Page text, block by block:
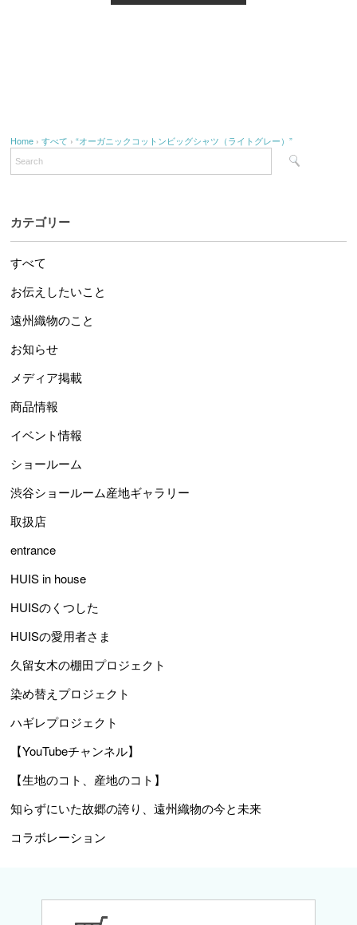
Home ›すべて ›“オーガニックコットンビッグシャツ（ライトグレー）”
カテゴリー
すべて
お伝えしたいこと
遠州織物のこと
お知らせ
メディア掲載
商品情報
イベント情報
ショールーム
渋谷ショールーム産地ギャラリー
取扱店
entrance
HUIS in house
HUISのくつした
HUISの愛用者さま
久留女木の棚田プロジェクト
染め替えプロジェクト
ハギレプロジェクト
【YouTubeチャンネル】
【生地のコト、産地のコト】
知らずにいた故郷の誇り、遠州織物の今と未来
コラボレーション